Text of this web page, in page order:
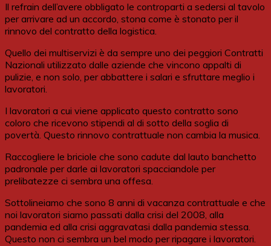
Il refrain dell’avere obbligato le controparti a sedersi al tavolo
per arrivare ad un accordo, stona come è stonato per il
rinnovo del contratto della logistica.
Quello dei multiservizi è da sempre uno dei peggiori Contratti
Nazionali utilizzato dalle aziende che vincono appalti di
pulizie, e non solo, per abbattere i salari e sfruttare meglio i
lavoratori.
I lavoratori a cui viene applicato questo contratto sono
coloro che ricevono stipendi al di sotto della soglia di
povertà. Questo rinnovo contrattuale non cambia la musica.
Raccogliere le briciole che sono cadute dal lauto banchetto
padronale per darle ai lavoratori spacciandole per
prelibatezze ci sembra una offesa.
Sottolineiamo che sono 8 anni di vacanza contrattuale e che
noi lavoratori siamo passati dalla crisi del 2008, alla
pandemia ed alla crisi aggravatasi dalla pandemia stessa.
Questo non ci sembra un bel modo per ripagare i lavoratori.